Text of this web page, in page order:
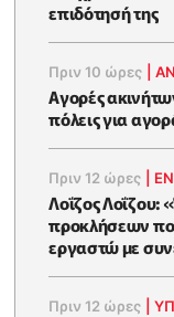
επιδότησή της
Πριν 10 ώρες |
Αγορές
πόλεις για
Πριν 12 ώρες
Λοΐζος
προκλήσεων
εργαστώ με
Πριν 12 ώρες |